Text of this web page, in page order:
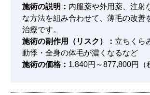
施術の説明： 内服薬や外用薬、注射
な方法を組み合わせて、薄毛の改善
治療です。
施術の副作用（リスク）： 立ちくら
動悸・全身の体毛が濃くなるなど
施術の価格： 1,840円～877,800円（